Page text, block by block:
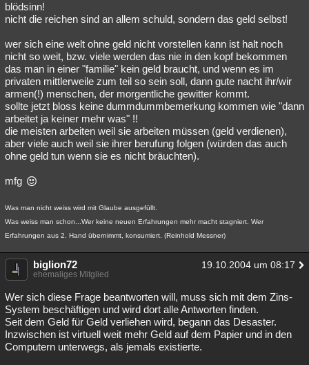
blödsinn!
nicht die reichen sind an allem schuld, sondern das geld selbst!
wer sich eine welt ohne geld nicht vorstellen kann ist halt noch
nicht so weit, bzw. viele werden das nie in den kopf bekommen
das man in einer "familie" kein geld braucht, und wenn es im
privaten mittlerweile zum teil so sein soll, dann gute nacht ihr/wir
armen(!) menschen, der morgentliche gewitter kommt.
sollte jetzt bloss keine dummdummbemerkung kommen wie "dann
arbeitet ja keiner mehr was" !!
die meisten arbeiten weil sie arbeiten müssen (geld verdienen),
aber viele auch weil sie ihrer berufung folgen (würden das auch
ohne geld tun wenn sie es nicht bräuchten).
mfg
Was man nicht weiss wird mit Glaube ausgefüllt.
Was weiss man schon...Wer keine neuen Erfahrungen mehr macht stagniert. Wer
Erfahrungen aus 2. Hand übernimmt, konsumiert. (Reinhold Messner)
biglion72 19.10.2004 um 08:17
ehemaliges Mitglied
Wer sich diese Frage beantworten will, muss sich mit dem Zins-
System beschäftigen und wird dort alle Antworten finden.
Seit dem Geld für Geld verliehen wird, begann das Desaster.
Inzwischen ist virtuell weit mehr Geld auf dem Papier und in den
Computern unterwegs, als jemals existierte.